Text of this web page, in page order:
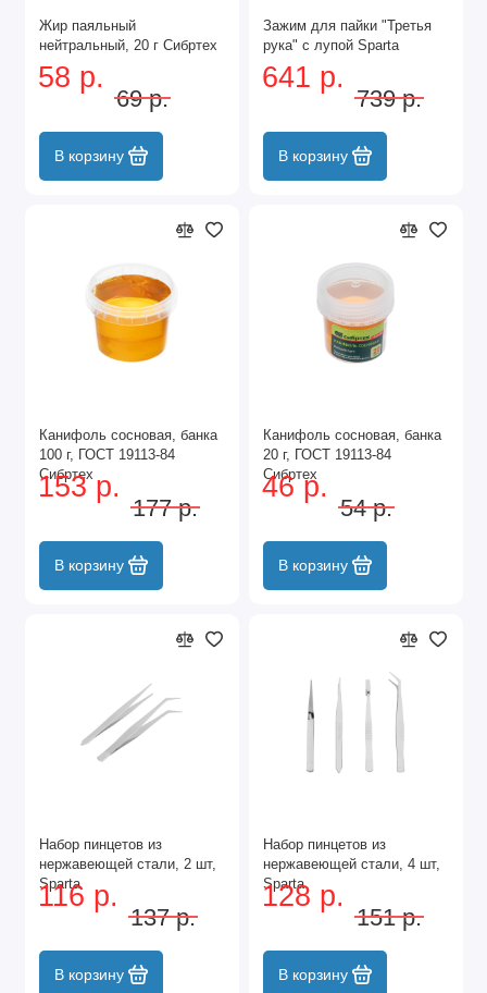
Жир паяльный
нейтральный, 20 г Сибртех
58 р.
69 р.
В корзину
Зажим для пайки "Третья
рука" с лупой Sparta
641 р.
739 р.
В корзину
Канифоль сосновая, банка
100 г, ГОСТ 19113-84
Сибртех
153 р.
177 р.
В корзину
Канифоль сосновая, банка
20 г, ГОСТ 19113-84
Сибртех
46 р.
54 р.
В корзину
Набор пинцетов из
нержавеющей стали, 2 шт,
Sparta
116 р.
137 р.
В корзину
Набор пинцетов из
нержавеющей стали, 4 шт,
Sparta
128 р.
151 р.
В корзину